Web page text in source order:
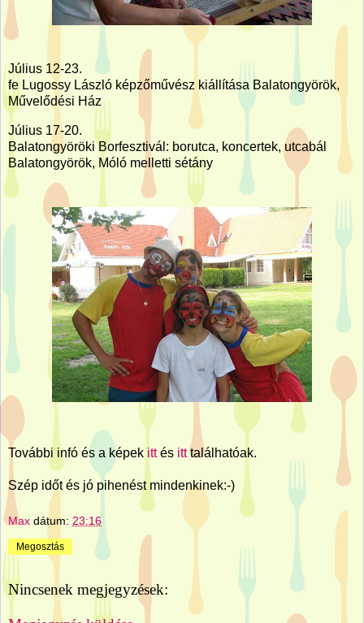
Július 12-23.
fe Lugossy László képzőművész kiállítása Balatongyörök,
Művelődési Ház
Július 17-20.
Balatongyöröki Borfesztivál: borutca, koncertek, utcabál
Balatongyörök, Móló melletti sétány
További infó és a képek ittés itttalálhatóak.
Szép időt és jó pihenést mindenkinek:-)
Max dátum: 23:16
Megosztás
Nincsenek megjegyzések: